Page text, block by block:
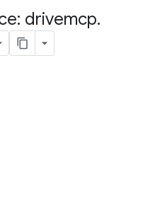
drivemcp.